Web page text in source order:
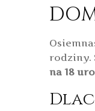
rodziny.
na 18